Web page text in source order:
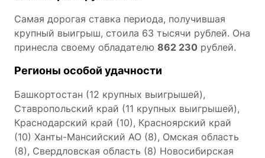
Самая дорогая ставка периода, получившая
крупный выигрыш, стоила 63 тысячи рублей. Она
принесла своему обладателю 862 230 рублей.
Регионы особой удачности
Башкортостан (12 крупных выигрышей),
Ставропольский край (11 крупных выигрышей),
Краснодарский край (10), Красноярский край
(10) Ханты-Мансийский АО (8), Омская область
(8), Свердловская область (8) Новосибирская